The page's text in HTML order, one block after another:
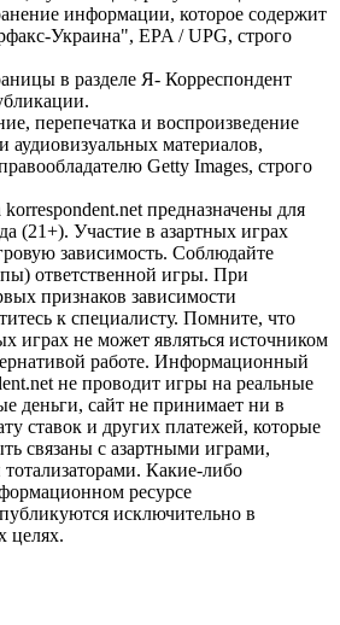
информации, которое содержит
Украина", EPA / UPG, строго
в разделе Я- Корреспондент
перепечатка и воспроизведение
аудиовизуальных материалов,
Getty Images, строго
предназначены для
(21+). Участие в азартных играх
зависимость. Соблюдайте
ответственной игры. При
признаков зависимости
к специалисту. Помните, что
играх не может являться источником
работе. Информационный
не проводит игры на реальные
деньги, сайт не принимает ни в
ставок и других платежей, которые
связаны с азартными играми,
Какие-либо
ресурсе
исключительно в
целях.